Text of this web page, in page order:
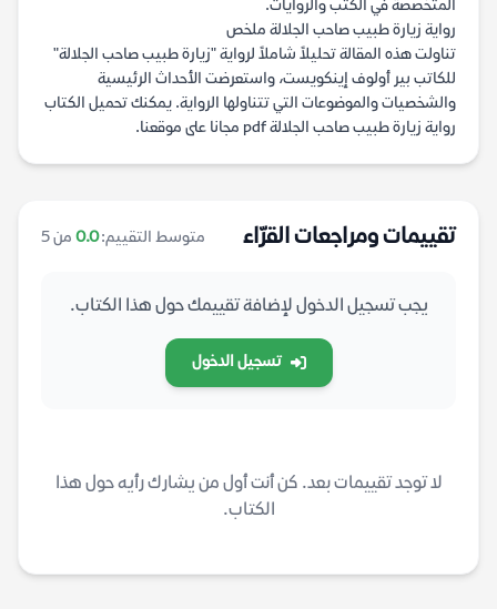
المتخصصة في الكتب والروايات.
رواية زيارة طبيب صاحب الجلالة ملخص
تناولت هذه المقالة تحليلاً شاملاً لرواية "زيارة طبيب صاحب الجلالة"
للكاتب بير أولوف إينكويست، واستعرضت الأحداث الرئيسية
والشخصيات والموضوعات التي تتناولها الرواية. يمكنك تحميل الكتاب
رواية زيارة طبيب صاحب الجلالة pdf مجانا على موقعنا.
تقييمات ومراجعات القرّاء متوسط التقييم:0.0 من 5
يجب تسجيل الدخول لإضافة تقييمك حول هذا الكتاب.
تسجيل الدخول
لا توجد تقييمات بعد. كن أنت أول من يشارك رأيه حول هذا
الكتاب.